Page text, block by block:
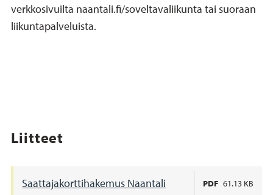
verkkosivuilta naantali.fi/soveltavaliikunta tai suoraan
liikuntapalveluista.
Liitteet
Saattajakorttihakemus Naantali PDF 61.13 KB